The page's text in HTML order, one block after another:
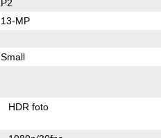
P2
13-MP
Small
HDR foto